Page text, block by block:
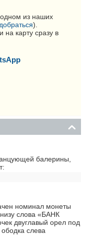
из наших
).
на карту сразу в
балерины,
номинал монеты
слова «БАНК
двуглавый орел под
слева